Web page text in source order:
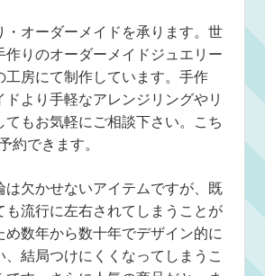
・オーダーメイドを承ります。世
作りのオーダーメイドジュエリー
工房にて制作しています。手作
ドより手軽なアレンジリングやリ
てもお気軽にご相談下さい。こち
約できます。
は欠かせないアイテムですが、既
も流行に左右されてしまうことが
め数年から数十年でデザイン的に
、結局つけにくくなってしまうこ